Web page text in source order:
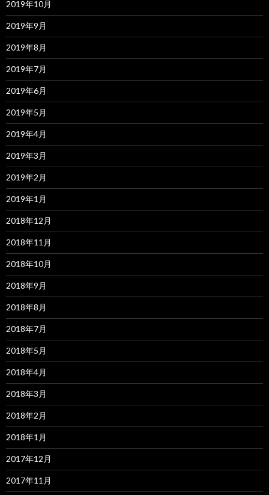
2019年10月
2019年9月
2019年8月
2019年7月
2019年6月
2019年5月
2019年4月
2019年3月
2019年2月
2019年1月
2018年12月
2018年11月
2018年10月
2018年9月
2018年8月
2018年7月
2018年5月
2018年4月
2018年3月
2018年2月
2018年1月
2017年12月
2017年11月